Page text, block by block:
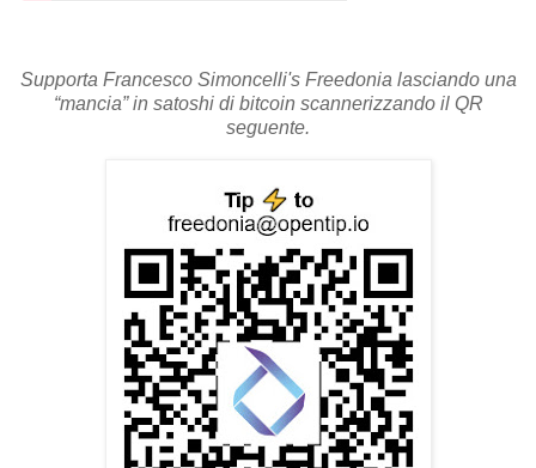
Supporta Francesco Simoncelli's Freedonia lasciando una
“mancia” in satoshi di bitcoin scannerizzando il QR
seguente.